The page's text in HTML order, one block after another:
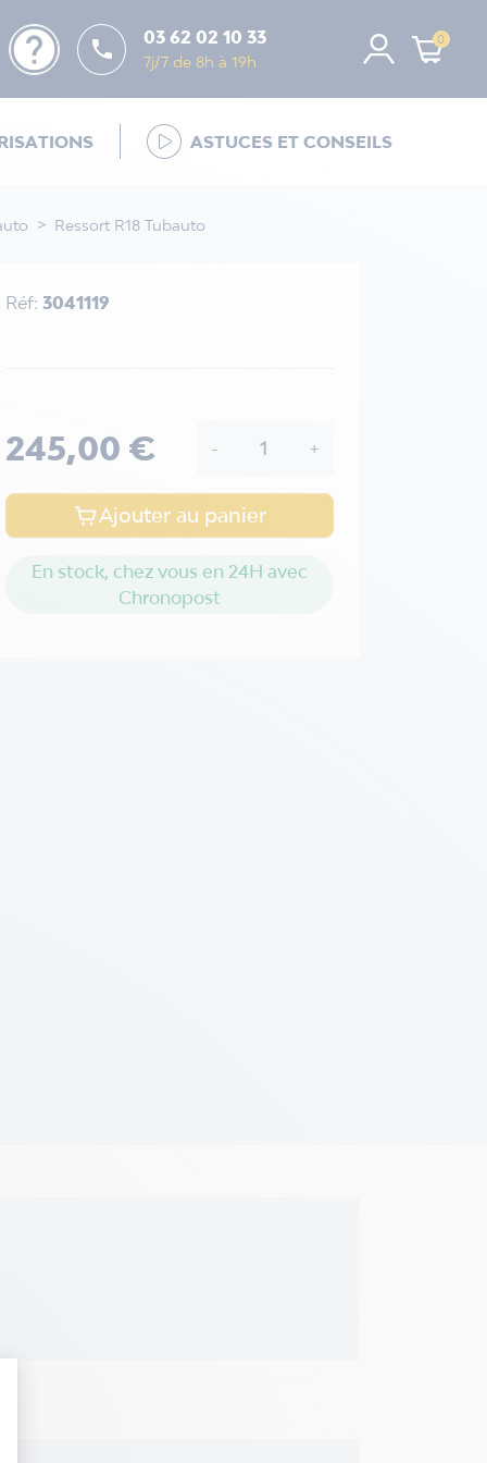
help  03 62 02 10 33
7j/7 de 8h à 19h
0
ASTUCES ET CONSEILS
Ressort R18 Tubauto
Réf: 3041119
245,00 € - +
Ajouter au panier
En stock, chez vous en 24H avec
Chronopost